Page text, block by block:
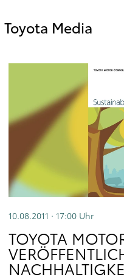
Toyota Media
10.08.2011 · 17:00 Uhr
TOYOTA